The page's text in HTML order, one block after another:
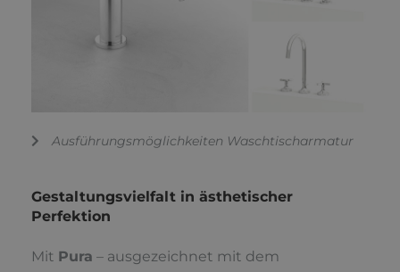
Ausführungsmöglichkeiten Waschtischarmatur
Gestaltungsvielfalt in ästhetischer
Perfektion
Mit Pura – ausgezeichnet mit dem